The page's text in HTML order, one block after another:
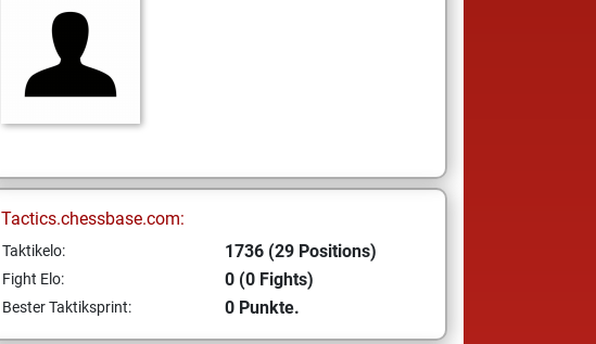
Tactics.chessbase.com:
Taktikelo: 1736 (29 Positions)
Fight Elo: 0 (0 Fights)
Bester Taktiksprint: 0 Punkte.